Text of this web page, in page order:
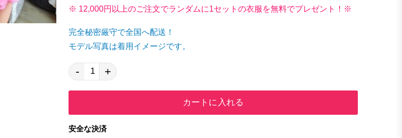
※ 12,000円以上のご注文でランダムに1セットの衣服を無料でプレゼント！※
完全秘密厳守で全国へ配送！
モデル写真は着用イメージです。
- +
カートに入れる
安全な決済